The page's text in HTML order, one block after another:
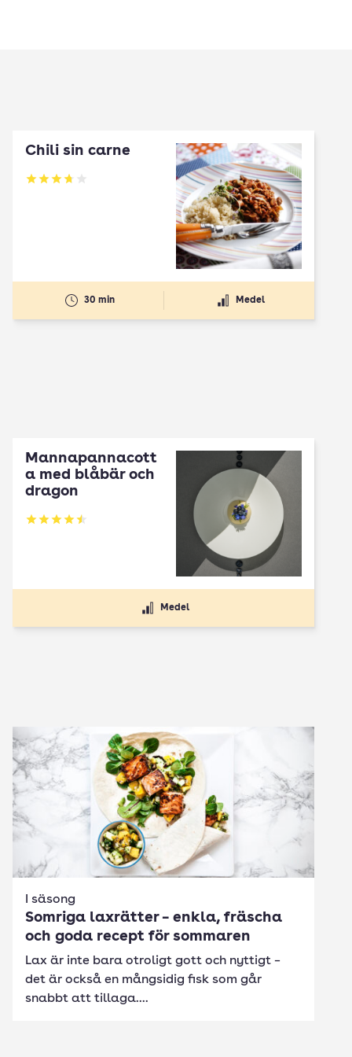
Chili sin carne
Betyg: 3.72 av 5
30 min Medel
Mannapannacott
a med blåbär och
dragon
Betyg: 4.5 av 5
Medel
I säsong
Somriga laxrätter – enkla, fräscha
och goda recept för sommaren
Lax är inte bara otroligt gott och nyttigt –
det är också en mångsidig fisk som går
snabbt att tillaga....